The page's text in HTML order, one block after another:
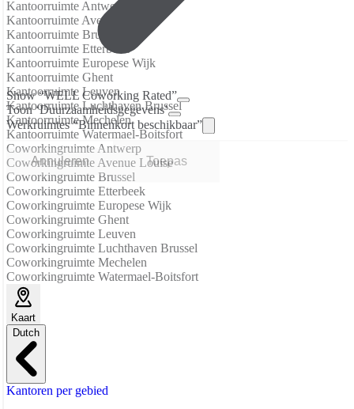
Show “WELL Coworking Rated”
Toon ‘Duurzaamheidsgegevens’
Werkruimtes “Binnenkort beschikbaar”
Annuleren Toepas
Kantoorruimte Antwerp
Kantoorruimte Avenue Louise
Kantoorruimte Brussel
Kantoorruimte Etterbeek
Kantoorruimte Europese Wijk
Kantoorruimte Ghent
Kantoorruimte Leuven
Kantoorruimte Luchthaven Brussel
Kantoorruimte Mechelen
Kantoorruimte Watermael-Boitsfort
Coworkingruimte Antwerp
Coworkingruimte Avenue Louise
Coworkingruimte Brussel
Coworkingruimte Etterbeek
Coworkingruimte Europese Wijk
Coworkingruimte Ghent
Coworkingruimte Leuven
Coworkingruimte Luchthaven Brussel
Coworkingruimte Mechelen
Coworkingruimte Watermael-Boitsfort
Kaart
Dutch
Kantoren per gebied